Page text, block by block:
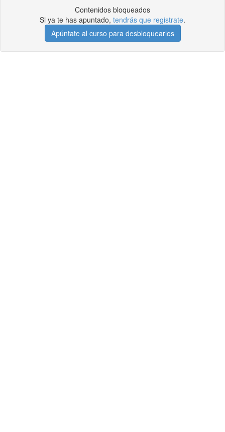
Contenidos bloqueados
Si ya te has apuntado, tendrás que registrate.
Apúntate al curso para desbloquearlos